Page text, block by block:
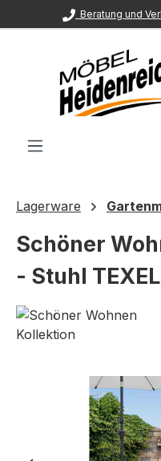
Zum HauptinhaltBeratung und
Lagerware
Schöner
- Stuhl
Bildergalerie